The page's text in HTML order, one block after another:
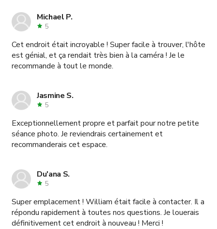
Michael P.
5
Cet endroit était incroyable ! Super facile à trouver, l'hôte
est génial, et ça rendait très bien à la caméra ! Je le
recommande à tout le monde.
Jasmine S.
5
Exceptionnellement propre et parfait pour notre petite
séance photo. Je reviendrais certainement et
recommanderais cet espace.
Du'ana S.
5
Super emplacement ! William était facile à contacter. Il a
répondu rapidement à toutes nos questions. Je louerais
définitivement cet endroit à nouveau ! Merci !